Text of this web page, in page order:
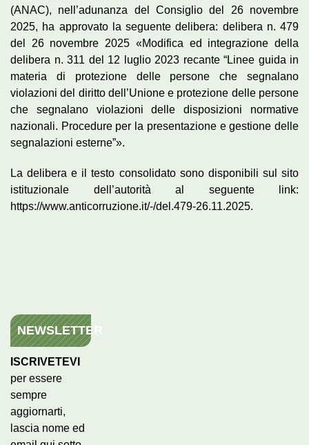
(ANAC), nell’adunanza del Consiglio del 26 novembre
2025, ha approvato la seguente delibera: delibera n. 479
del 26 novembre 2025 «Modifica ed integrazione della
delibera n. 311 del 12 luglio 2023 recante “Linee guida in
materia di protezione delle persone che segnalano
violazioni del diritto dell’Unione e protezione delle persone
che segnalano violazioni delle disposizioni normative
nazionali. Procedure per la presentazione e gestione delle
segnalazioni esterne”».
La delibera e il testo consolidato sono disponibili sul sito
istituzionale dell’autorità al seguente link:
https://www.anticorruzione.it/-/del.479-26.11.2025.
NEWSLETTER
ISCRIVETEVI
per essere
sempre
aggiornarti,
lascia nome ed